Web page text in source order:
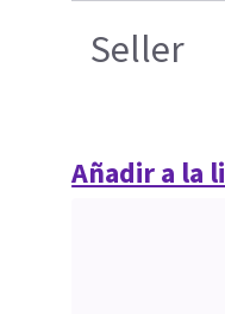
Seller
Añadir a la